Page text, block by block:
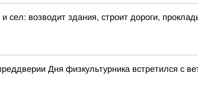
возводит здания, строит дороги,
Дня физкультурника встретился с